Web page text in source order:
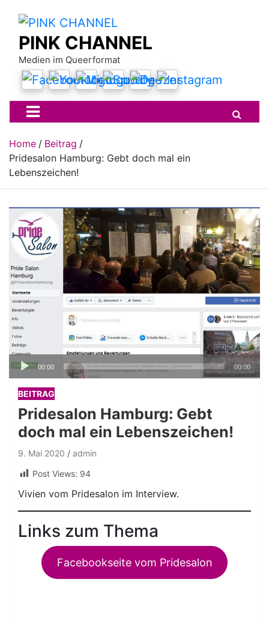
contentPINK CHANNEL
Medien im Queerformat
Home
Beitrag
Pridesalon Hamburg: Gebt doch mal ein
Lebenszeichen!
Audio-00:00 00:00
BEITRAG
Pridesalon Hamburg: Gebt
doch mal ein Lebenszeichen!
9. Mai 2020
admin
Post Views: 94
Vivien vom Pridesalon im Interview.
Links zum Thema
Facebookseite vom Pridesalon